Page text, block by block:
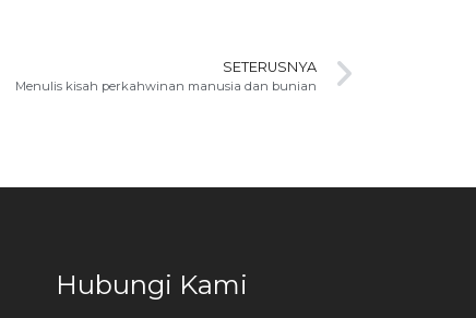
SETERUSNYA
Menulis kisah perkahwinan manusia dan bunian
Hubungi Kami